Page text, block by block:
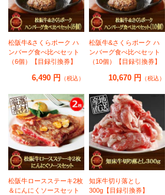
松阪牛&さくらポーク ハ
ンバーグ食べ比べセット
（6個）【目録引換券】
6,490 円 （税込）
松阪牛&さくらポーク ハ
ンバーグ食べ比べセット
（10個）【目録引換券】
10,670 円 （税込）
松阪牛ロースステーキ2枚
＆にんにくソースセット
知床牛切り落とし
300g【目録引換券】